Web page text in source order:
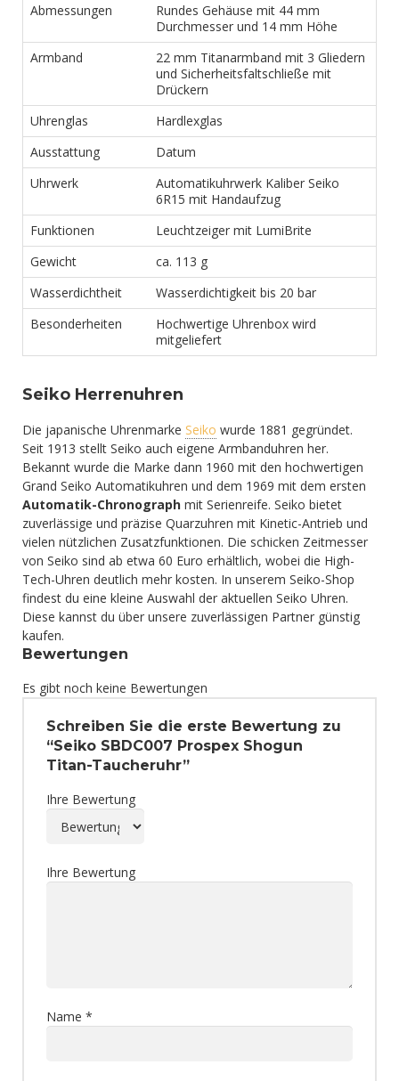
Abmessungen
Rundes Gehäuse mit 44 mm
Durchmesser und 14 mm Höhe
Armband
22 mm Titanarmband mit 3 Gliedern
und Sicherheitsfaltschließe mit
Drückern
Uhrenglas
Hardlexglas
Ausstattung
Datum
Uhrwerk
Automatikuhrwerk Kaliber Seiko
6R15 mit Handaufzug
Funktionen
Leuchtzeiger mit LumiBrite
Gewicht
ca. 113 g
Wasserdichtheit
Wasserdichtigkeit bis 20 bar
Besonderheiten
Hochwertige Uhrenbox wird
mitgeliefert
Seiko Herrenuhren
Die japanische Uhrenmarke Seiko wurde 1881 gegründet.
Seit 1913 stellt Seiko auch eigene Armbanduhren her.
Bekannt wurde die Marke dann 1960 mit den hochwertigen
Grand Seiko Automatikuhren und dem 1969 mit dem ersten
Automatik-Chronograph mit Serienreife. Seiko bietet
zuverlässige und präzise Quarzuhren mit Kinetic-Antrieb und
vielen nützlichen Zusatzfunktionen. Die schicken Zeitmesser
von Seiko sind ab etwa 60 Euro erhältlich, wobei die High-
Tech-Uhren deutlich mehr kosten. In unserem Seiko-Shop
findest du eine kleine Auswahl der aktuellen Seiko Uhren.
Diese kannst du über unsere zuverlässigen Partner günstig
kaufen.
Bewertungen
Es gibt noch keine Bewertungen
Schreiben Sie die erste Bewertung zu
“Seiko SBDC007 Prospex Shogun
Titan-Taucheruhr”
Ihre Bewertung
Ihre Bewertung
Name *